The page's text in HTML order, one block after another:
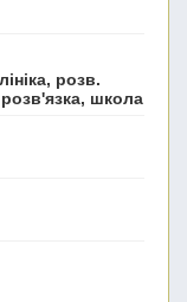
розв.
школа